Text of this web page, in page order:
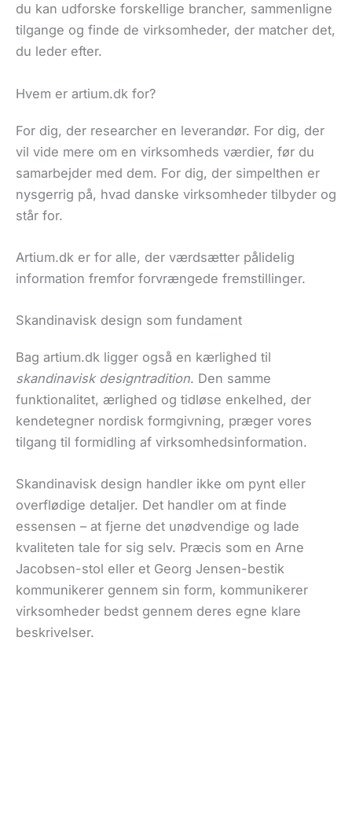
du kan udforske forskellige brancher, sammenligne
tilgange og finde de virksomheder, der matcher det,
du leder efter.
Hvem er artium.dk for?
For dig, der researcher en leverandør. For dig, der
vil vide mere om en virksomheds værdier, før du
samarbejder med dem. For dig, der simpelthen er
nysgerrig på, hvad danske virksomheder tilbyder og
står for.
Artium.dk er for alle, der værdsætter pålidelig
information fremfor forvrængede fremstillinger.
Skandinavisk design som fundament
Bag artium.dk ligger også en kærlighed til
skandinavisk designtradition. Den samme
funktionalitet, ærlighed og tidløse enkelhed, der
kendetegner nordisk formgivning, præger vores
tilgang til formidling af virksomhedsinformation.
Skandinavisk design handler ikke om pynt eller
overflødige detaljer. Det handler om at finde
essensen – at fjerne det unødvendige og lade
kvaliteten tale for sig selv. Præcis som en Arne
Jacobsen-stol eller et Georg Jensen-bestik
kommunikerer gennem sin form, kommunikerer
virksomheder bedst gennem deres egne klare
beskrivelser.